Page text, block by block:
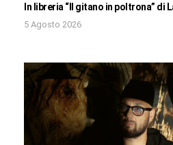
In libreria “Il gitano in poltrona” di
5 Agosto 2026